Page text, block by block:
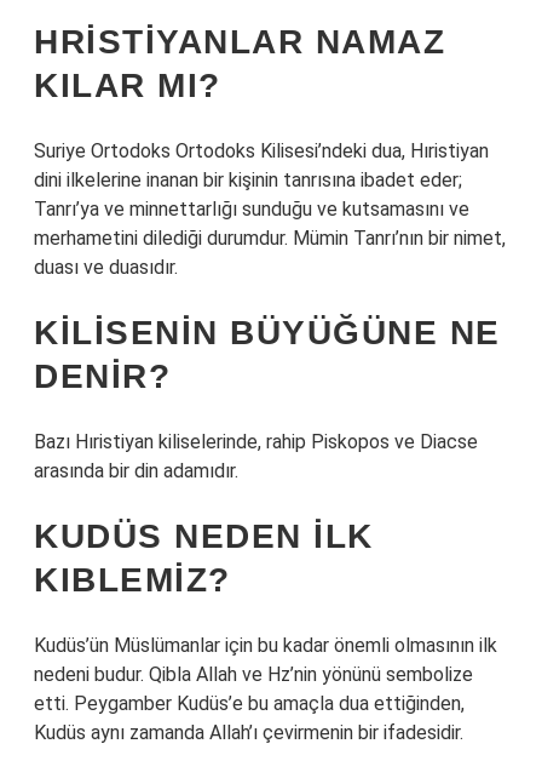
HRISTIYANLAR NAMAZ
KILAR MI?
Suriye Ortodoks Ortodoks Kilisesi’ndeki dua, Hıristiyan
dini ilkelerine inanan bir kişinin tanrısına ibadet eder;
Tanrı’ya ve minnettarlığı sunduğu ve kutsamasını ve
merhametini dilediği durumdur. Mümin Tanrı’nın bir nimet,
duası ve duasıdır.
KILISENIN BÜYÜĞÜNE NE
DENIR?
Bazı Hıristiyan kiliselerinde, rahip Piskopos ve Diacse
arasında bir din adamıdır.
KUDÜS NEDEN ILK
KIBLEMIZ?
Kudüs’ün Müslümanlar için bu kadar önemli olmasının ilk
nedeni budur. Qibla Allah ve Hz’nin yönünü sembolize
etti. Peygamber Kudüs’e bu amaçla dua ettiğinden,
Kudüs aynı zamanda Allah’ı çevirmenin bir ifadesidir.